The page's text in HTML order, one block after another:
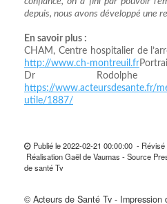
depuis, nous avons développé une
En savoir plus :
CHAM, Centre hospitalier de
http://www.ch-montreuil.fr
Dr
https://www.acteursdesante.fr/
utile/1887/
Publié le 2022-02-21 00:00:00 -
Réalisation Gaël de Vaumas - Source
de santé Tv
© Acteurs de Santé Tv -